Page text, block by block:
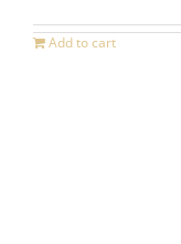
Add to cart